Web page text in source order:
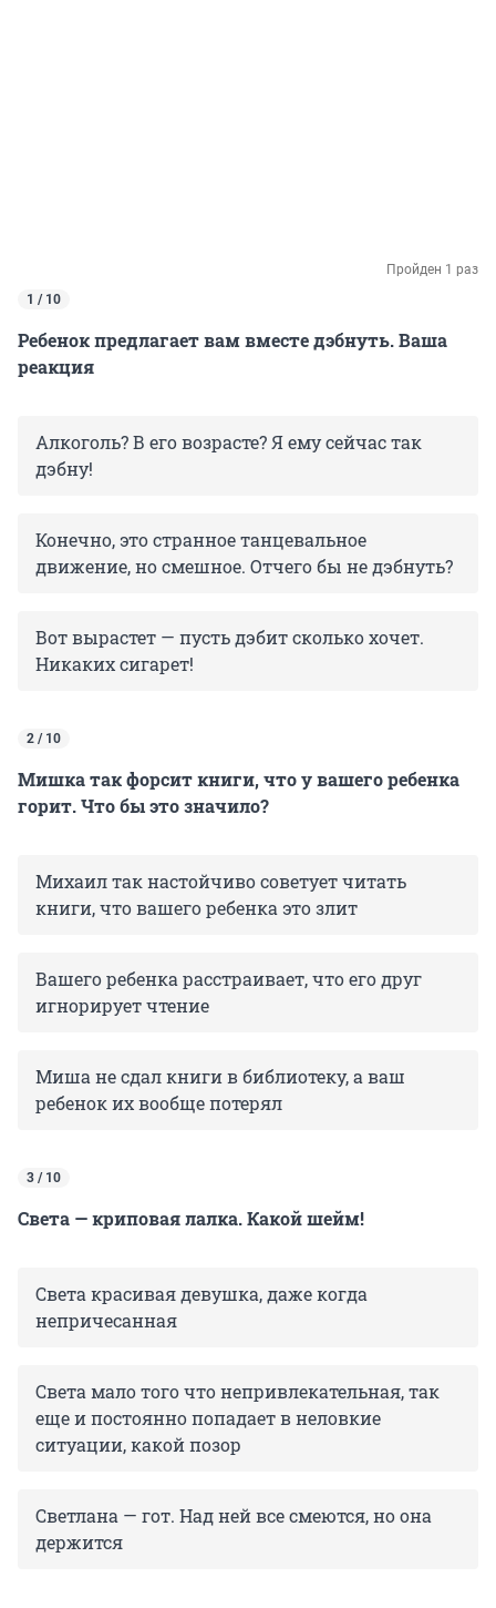
Пройден 1 раз
1 / 10
Ребенок предлагает вам вместе дэбнуть. Ваша
реакция
Алкоголь? В его возрасте? Я ему сейчас так
дэбну!
Конечно, это странное танцевальное
движение, но смешное. Отчего бы не дэбнуть?
Вот вырастет — пусть дэбит сколько хочет.
Никаких сигарет!
2 / 10
Мишка так форсит книги, что у вашего ребенка
горит. Что бы это значило?
Михаил так настойчиво советует читать
книги, что вашего ребенка это злит
Вашего ребенка расстраивает, что его друг
игнорирует чтение
Миша не сдал книги в библиотеку, а ваш
ребенок их вообще потерял
3 / 10
Света — криповая лалка. Какой шейм!
Света красивая девушка, даже когда
непричесанная
Света мало того что непривлекательная, так
еще и постоянно попадает в неловкие
ситуации, какой позор
Светлана — гот. Над ней все смеются, но она
держится